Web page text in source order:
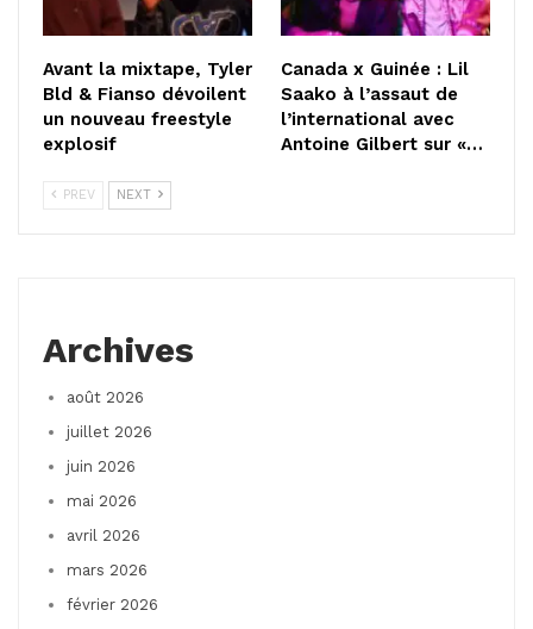
Avant la mixtape, Tyler
Bld & Fianso dévoilent
un nouveau freestyle
explosif
Canada x Guinée : Lil
Saako à l’assaut de
l’international avec
Antoine Gilbert sur «…
PREV NEXT
Archives
août 2026
juillet 2026
juin 2026
mai 2026
avril 2026
mars 2026
février 2026